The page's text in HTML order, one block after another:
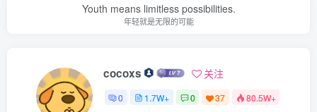
Youth means limitless possibilities.
年轻就是无限的可能
cocoxs 关注
0 1.7W+ 0 37 80.5W+